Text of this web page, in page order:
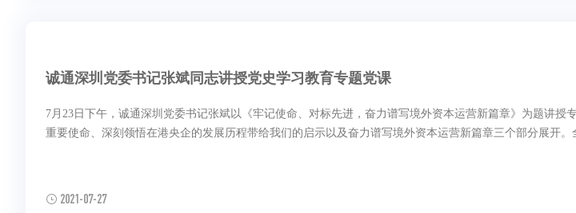
诚通深圳党委书记张斌同志讲授党史学习教育专题党课
7月23日下午，诚通深圳党委书记张斌以《牢记使命、对标先进，奋力谱写境外资本运营新篇章》为题
重要使命、深刻领悟在港央企的发展历程带给我们的启示以及奋力谱写境外资本运营新篇章三个部分展开
2021-07-27